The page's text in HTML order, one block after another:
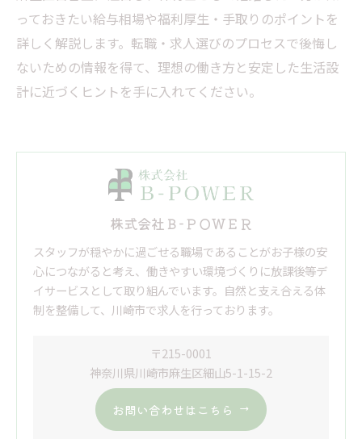
っておきたい給与相場や福利厚生・手取りのポイントを
詳しく解説します。転職・求人選びのプロセスで後悔し
ないための情報を得て、理想の働き方と安定した生活設
計に近づくヒントを手に入れてください。
株式会社Ｂ-ＰＯＷＥＲ
スタッフが穏やかに過ごせる職場であることがお子様の安
心につながると考え、働きやすい環境づくりに放課後等デ
イサービスとして取り組んでいます。自然と支え合える体
制を整備して、川崎市で求人を行っております。
〒215-0001
神奈川県川崎市麻生区細山5-1-15-2
お問い合わせはこちら